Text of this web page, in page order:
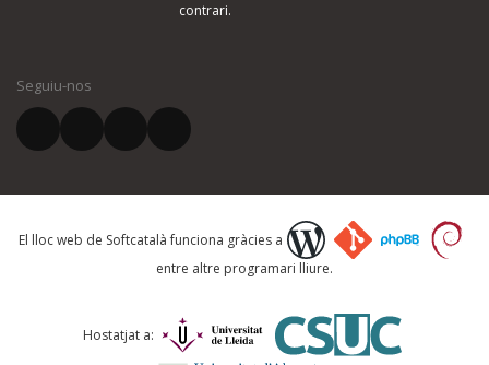
El vostre correu electrònic *
Què proposeu?
Comentari *
contrari.
Seguiu-nos
El lloc web de Softcatalà funciona gràcies a
entre altre programari lliure.
Hostatjat a: